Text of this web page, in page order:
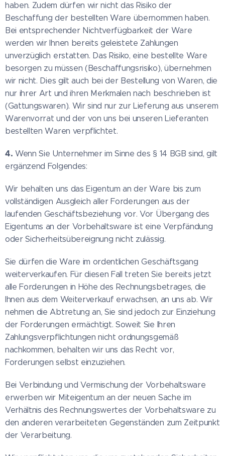
haben. Zudem dürfen wir nicht das Risiko der
Beschaffung der bestellten Ware übernommen haben.
Bei entsprechender Nichtverfügbarkeit der Ware
werden wir Ihnen bereits geleistete Zahlungen
unverzüglich erstatten. Das Risiko, eine bestellte Ware
besorgen zu müssen (Beschaffungsrisiko), übernehmen
wir nicht. Dies gilt auch bei der Bestellung von Waren, die
nur ihrer Art und ihren Merkmalen nach beschrieben ist
(Gattungswaren). Wir sind nur zur Lieferung aus unserem
Warenvorrat und der von uns bei unseren Lieferanten
bestellten Waren verpflichtet.
4. Wenn Sie Unternehmer im Sinne des § 14 BGB sind, gilt
ergänzend Folgendes:
Wir behalten uns das Eigentum an der Ware bis zum
vollständigen Ausgleich aller Forderungen aus der
laufenden Geschäftsbeziehung vor. Vor Übergang des
Eigentums an der Vorbehaltsware ist eine Verpfändung
oder Sicherheitsübereignung nicht zulässig.
Sie dürfen die Ware im ordentlichen Geschäftsgang
weiterverkaufen. Für diesen Fall treten Sie bereits jetzt
alle Forderungen in Höhe des Rechnungsbetrages, die
Ihnen aus dem Weiterverkauf erwachsen, an uns ab. Wir
nehmen die Abtretung an, Sie sind jedoch zur Einziehung
der Forderungen ermächtigt. Soweit Sie Ihren
Zahlungsverpflichtungen nicht ordnungsgemäß
nachkommen, behalten wir uns das Recht vor,
Forderungen selbst einzuziehen.
Bei Verbindung und Vermischung der Vorbehaltsware
erwerben wir Miteigentum an der neuen Sache im
Verhältnis des Rechnungswertes der Vorbehaltsware zu
den anderen verarbeiteten Gegenständen zum Zeitpunkt
der Verarbeitung.